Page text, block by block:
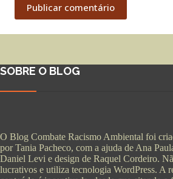
Publicar comentário
SOBRE O BLOG
O Blog Combate Racismo Ambiental foi
por Tania Pacheco, com a ajuda de Ana
Daniel Levi e design de Raquel Cordeiro.
lucrativos e utiliza tecnologia WordPress. A